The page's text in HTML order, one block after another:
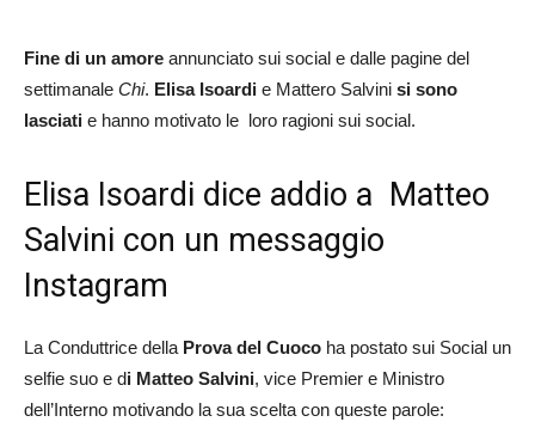
Fine di un amore annunciato sui social e dalle pagine del
settimanale Chi. Elisa Isoardi e Mattero Salvini si sono
lasciati e hanno motivato le loro ragioni sui social.
Elisa Isoardi dice addio a Matteo
Salvini con un messaggio
Instagram
La Conduttrice della Prova del Cuoco ha postato sui Social un
selfie suo e di Matteo Salvini, vice Premier e Ministro
dell’Interno motivando la sua scelta con queste parole: